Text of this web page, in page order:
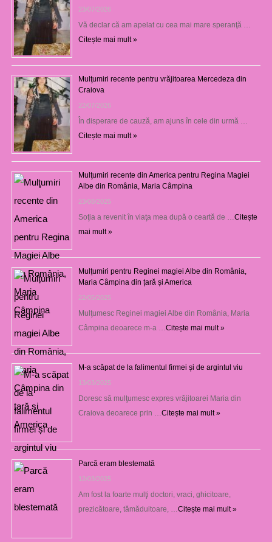
23/07/2026
Vă declar că am apelat cu cea mai mare speranţă …
Citește mai mult »
Mulţumiri recente pentru vrăjitoarea Mercedeza din
Craiova
22/07/2026
În disperare de cauză, am ajuns în cele din urmă …
Citește mai mult »
Mulţumiri recente din America pentru Regina Magiei
Albe din România, Maria Câmpina
23/08/2025
Soţia a revenit în viaţa mea după o ceartă de … Citește
mai mult »
Mulțumiri pentru Reginei magiei Albe din România,
Maria Câmpina din țară și America
22/05/2025
Mulţumesc Reginei magiei Albe din România, Maria
Câmpina deoarece m-a … Citește mai mult »
M-a scăpat de la falimentul firmei și de argintul viu
13/03/2025
Doresc să mulţumesc expres vrăjitoarei Maria din
Craiova deoarece prin … Citește mai mult »
Parcă eram blestemată
12/03/2025
Am fost la foarte mulţi doctori, vraci, ghicitoare,
prezicătoare, tămăduitoare, … Citește mai mult »